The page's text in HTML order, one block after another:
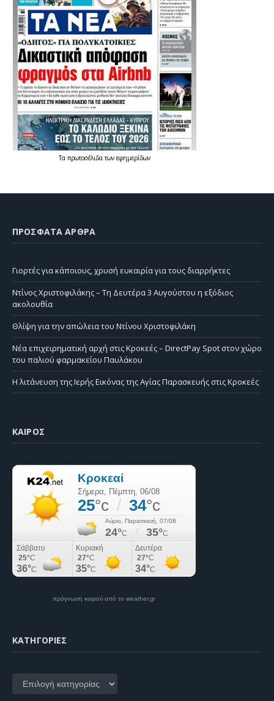
Τα πρωτοσέλιδατων εφημερίδων
ΠΡΌΣΦΑΤΑ ΆΡΘΡΑ
Γιορτές για κάποιους, χρυσή ευκαιρία για τους διαρρήκτες
Ντίνος Χριστοφιλάκης – Τη Δευτέρα 3 Αυγούστου η εξόδιος
ακολουθία
Θλίψη για την απώλεια του Ντίνου Χριστοφιλάκη
Νέα επιχειρηματική αρχή στις Κροκεές – DirectPay Spot στον χώρο
του παλιού φαρμακείου Παυλάκου
Η λιτάνευση της Ιερής Εικόνας της Αγίας Παρασκευής στις Κροκεές
ΚΑΙΡΌΣ
πρόγνωση καιρού από το weather.gr
KΑΤΗΓΟΡΊΕΣ
Kατηγορίες